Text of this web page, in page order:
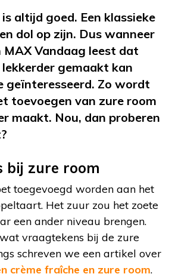
altijd goed. Een klassieke
dol op zijn. Dus wanneer
MAX Vandaag leest dat
gemaakt kan
geïnteresseerd. Zo wordt
toevoegen van zure room
maakt. Nou, dan proberen
bij zure room
toegevoegd worden aan het
Het zuur zou het zoete
een ander niveau brengen.
vraagtekens bij de zure
schreven we een artikel over
crème fraîche en zure room.